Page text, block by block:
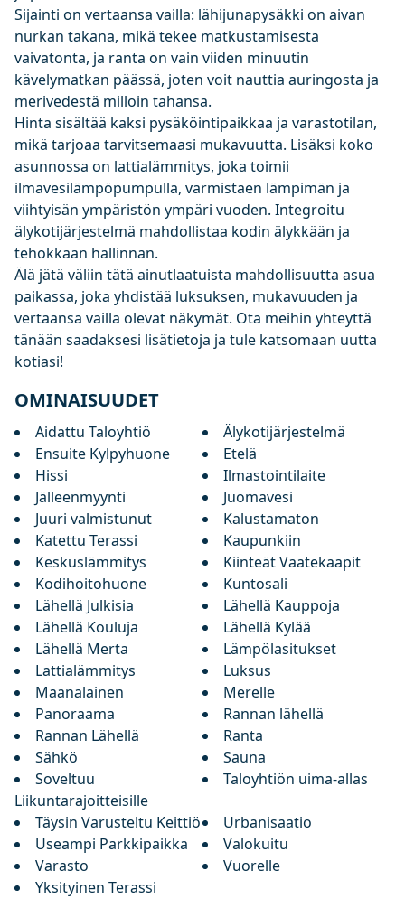
Sijainti on vertaansa vailla: lähijunapysäkki on aivan
nurkan takana, mikä tekee matkustamisesta
vaivatonta, ja ranta on vain viiden minuutin
kävelymatkan päässä, joten voit nauttia auringosta ja
merivedestä milloin tahansa.
Hinta sisältää kaksi pysäköintipaikkaa ja varastotilan,
mikä tarjoaa tarvitsemaasi mukavuutta. Lisäksi koko
asunnossa on lattialämmitys, joka toimii
ilmavesilämpöpumpulla, varmistaen lämpimän ja
viihtyisän ympäristön ympäri vuoden. Integroitu
älykotijärjestelmä mahdollistaa kodin älykkään ja
tehokkaan hallinnan.
Älä jätä väliin tätä ainutlaatuista mahdollisuutta asua
paikassa, joka yhdistää luksuksen, mukavuuden ja
vertaansa vailla olevat näkymät. Ota meihin yhteyttä
tänään saadaksesi lisätietoja ja tule katsomaan uutta
kotiasi!
OMINAISUUDET
Aidattu Taloyhtiö
Älykotijärjestelmä
Ensuite Kylpyhuone
Etelä
Hissi
Ilmastointilaite
Jälleenmyynti
Juomavesi
Juuri valmistunut
Kalustamaton
Katettu Terassi
Kaupunkiin
Keskuslämmitys
Kiinteät Vaatekaapit
Kodihoitohuone
Kuntosali
Lähellä Julkisia
Lähellä Kauppoja
Lähellä Kouluja
Lähellä Kylää
Lähellä Merta
Lämpölasitukset
Lattialämmitys
Luksus
Maanalainen
Merelle
Panoraama
Rannan lähellä
Rannan Lähellä
Ranta
Sähkö
Sauna
Soveltuu
Liikuntarajoitteisille
Taloyhtiön uima-allas
Täysin Varusteltu Keittiö
Urbanisaatio
Useampi Parkkipaikka
Valokuitu
Varasto
Vuorelle
Yksityinen Terassi